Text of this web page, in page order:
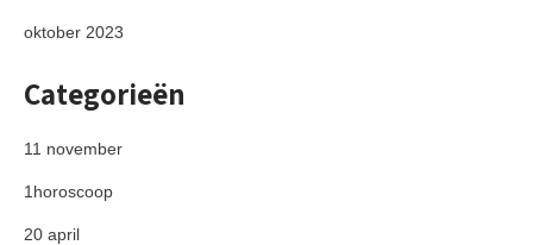
oktober 2023
Categorieën
11 november
1horoscoop
20 april